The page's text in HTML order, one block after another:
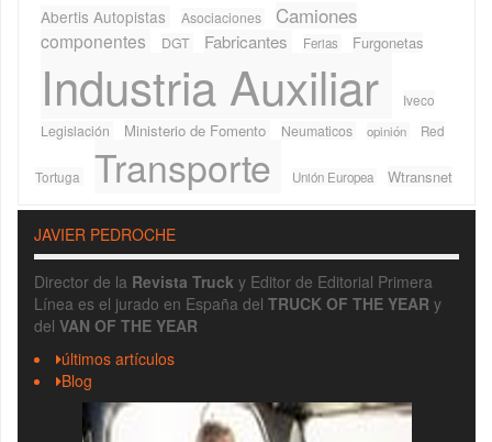
Abertis Autopistas Asociaciones Camiones
componentes DGT Fabricantes Ferias Furgonetas
Industria Auxiliar
Iveco
Legislación
Ministerio de Fomento Neumaticos opinión Red
Tortuga Transporte Unión Europea Wtransnet
JAVIER PEDROCHE
Director de la Revista Truck y Editor de Editorial Primera
Línea es el jurado en España del TRUCK OF THE YEAR y
del VAN OF THE YEAR
últimos artículos
Blog